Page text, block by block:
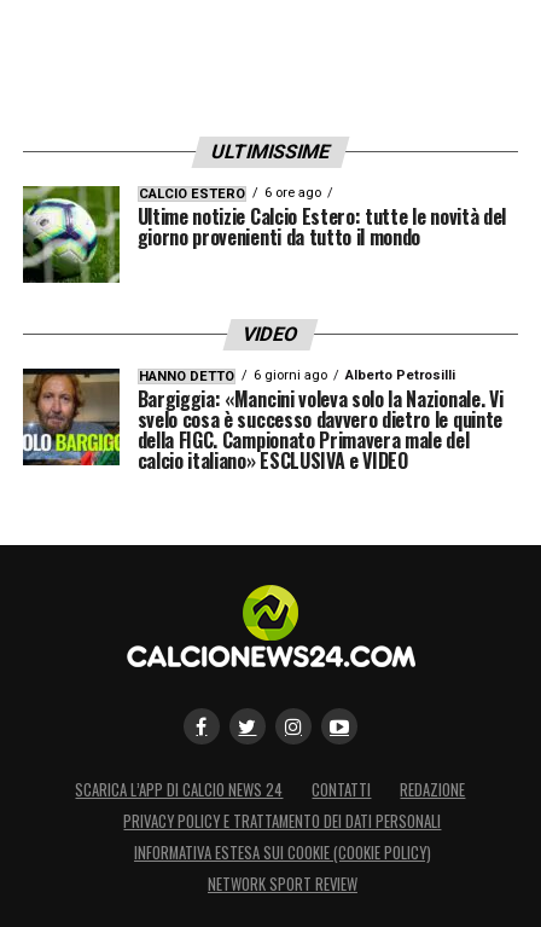
ULTIMISSIME
CALCIO ESTERO 6 ore ago
Ultime notizie Calcio Estero: tutte le novità del
giorno provenienti da tutto il mondo
VIDEO
HANNO DETTO 6 giorni ago Alberto Petrosilli
Bargiggia: «Mancini voleva solo la Nazionale. Vi
svelo cosa è successo davvero dietro le quinte
della FIGC. Campionato Primavera male del
calcio italiano» ESCLUSIVA e VIDEO
SCARICA L’APP DI CALCIO NEWS 24 CONTATTI
REDAZIONE
PRIVACY POLICY E TRATTAMENTO DEI DATI PERSONALI
INFORMATIVA ESTESA SUI COOKIE (COOKIE POLICY)
NETWORK SPORT REVIEW